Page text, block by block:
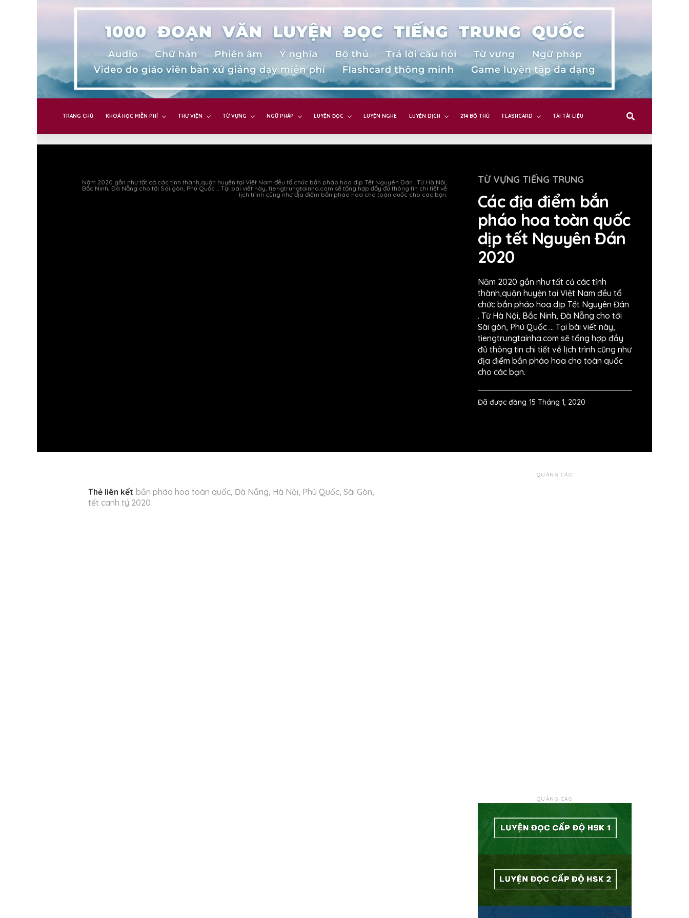
TRANG CHỦ KHOÁ HỌC MIỄN PHÍ THƯ VIỆN TỪ VỰNG NGỮ PHÁP LUYỆN ĐỌC LUYỆN NGHE LUYỆN DỊCH 214 BỘ THỦ FLASHCARD TẢI TÀI LIỆU
Năm 2020 gần như tất cả các tỉnh thành,quận huyện tại Việt Nam đều tổ chức bắn pháo hoa dịp Tết Nguyên Đán . Từ Hà Nội,
Bắc Ninh, Đà Nẵng cho tới Sài gòn, Phú Quốc ... Tại bài viết này, tiengtrungtainha.com sẽ tổng hợp đầy đủ thông tin chi tiết về
lịch trình cũng như địa điểm bắn pháo hoa cho toàn quốc cho các bạn.
TỪ VỰNG TIẾNG TRUNG
Các địa điểm bắn
pháo hoa toàn quốc
dịp tết Nguyên Đán
2020
Năm 2020 gần như tất cả các tỉnh
thành,quận huyện tại Việt Nam đều tổ
chức bắn pháo hoa dịp Tết Nguyên Đán
. Từ Hà Nội, Bắc Ninh, Đà Nẵng cho tới
Sài gòn, Phú Quốc … Tại bài viết này,
tiengtrungtainha.com sẽ tổng hợp đầy
đủ thông tin chi tiết về lịch trình cũng như
địa điểm bắn pháo hoa cho toàn quốc
cho các bạn.
Đã được đăng 15 Tháng 1, 2020
Thẻ liên kết bắn pháo hoa toàn quốc, Đà Nẵng, Hà Nội, Phú Quốc, Sài Gòn,
tết canh tý 2020
QUẢNG CÁO
QUẢNG CÁO